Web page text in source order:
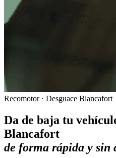
Recomotor · Desguace Blancafort
Da de baja tu
Blancafort
de forma rápida y sin